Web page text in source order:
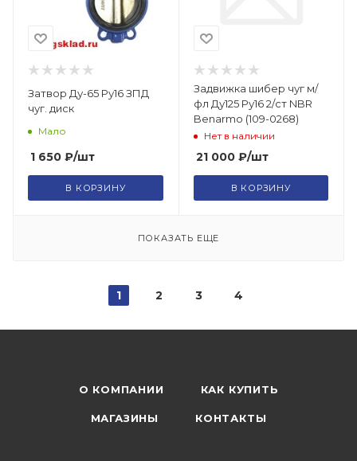
Затвор Ду-65 Ру16 ЗПД
чуг. диск
Мало
1 650 ₽/шт
В КОРЗИНУ
Задвижка шибер чуг м/
фл Ду125 Ру16 2/ст NBR
Benarmo (109-0268)
Нет в наличии
21 000₽/шт
В КОРЗИНУ
ПОКАЗАТЬ ЕЩЕ
1 2 3 4
О КОМПАНИИ КАК КУПИТЬ
МАГАЗИНЫ КОНТАКТЫ